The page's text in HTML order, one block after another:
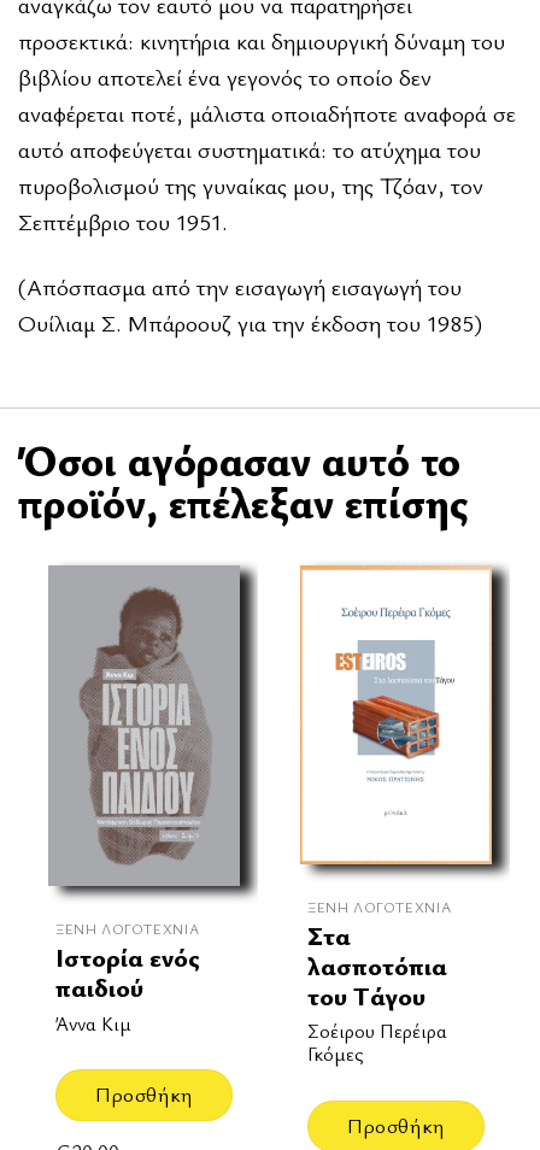
προσεκτικά: κινητήρια και δημιουργική δύναμη του
βιβλίου αποτελεί ένα γεγονός το οποίο δεν
αναφέρεται ποτέ, μάλιστα οποιαδήποτε αναφορά σε
αυτό αποφεύγεται συστηματικά: το ατύχημα του
πυροβολισμού της γυναίκας μου, της Τζόαν, τον
Σεπτέμβριο του 1951.
(Απόσπασμα από την εισαγωγή εισαγωγή του
Ουίλιαμ Σ. Μπάροουζ για την έκδοση του 1985)
Όσοι αγόρασαν αυτό το
προϊόν, επέλεξαν επίσης
ΞΈΝΗ ΛΟΓΟΤΕΧΝΊΑ
Ιστορία ενός
παιδιού
Άννα Κιμ
Προσθήκη
ΞΈΝΗ ΛΟΓΟΤΕΧΝΊΑ
Στα
λασποτόπια
του Τάγου
Σοέιρου Περέιρα
Γκόμες
Προσθήκη